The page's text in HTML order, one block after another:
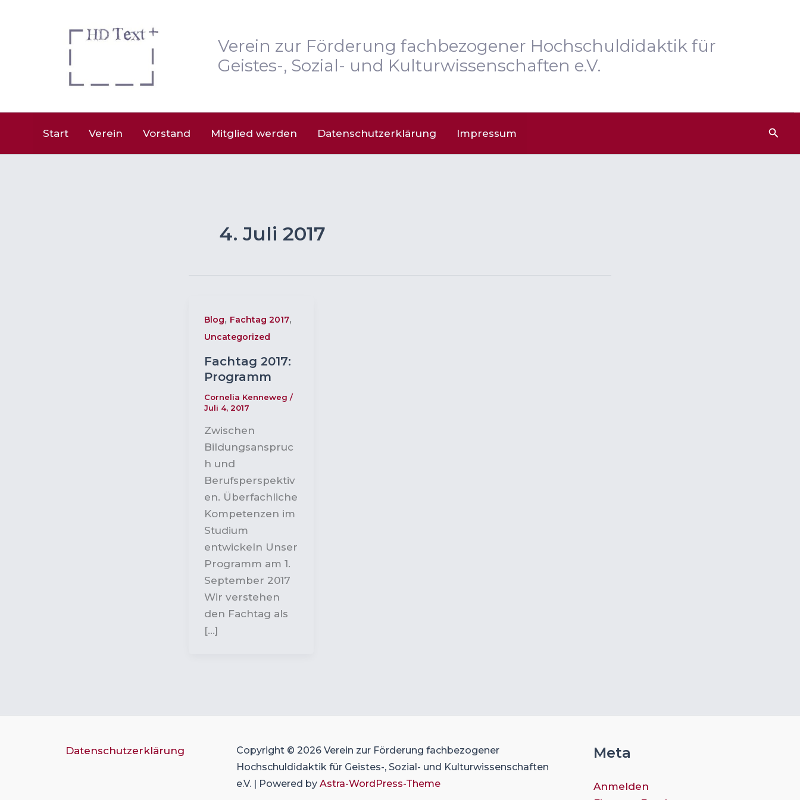
Verein zur Förderung fachbezogener Hochschuldidaktik für
Geistes-, Sozial- und Kulturwissenschaften e.V.
Start Verein Vorstand Mitglied werden Datenschutzerklärung Impressum
4. Juli 2017
Blog, Fachtag 2017,
Uncategorized
Fachtag 2017:
Programm
Cornelia Kenneweg /
Juli 4, 2017
Zwischen
Bildungsanspruc
h und
Berufsperspektiv
en. Überfachliche
Kompetenzen im
Studium
entwickeln Unser
Programm am 1.
September 2017
Wir verstehen
den Fachtag als
[…]
Datenschutzerklärung
Copyright © 2026 Verein zur Förderung fachbezogener
Hochschuldidaktik für Geistes-, Sozial- und Kulturwissenschaften
e.V. | Powered by Astra-WordPress-Theme
Meta
Anmelden